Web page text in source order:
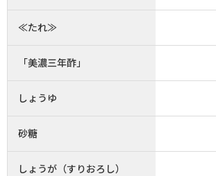
≪たれ≫
「美濃三年酢」
しょうゆ
砂糖
しょうが（すりおろし）